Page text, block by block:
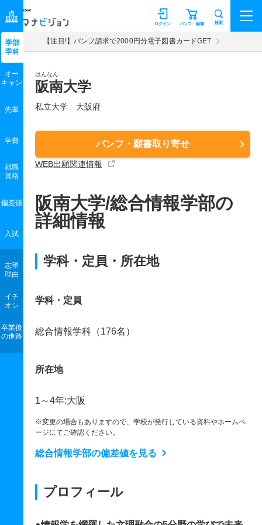
マナビジョン パンフ・願書
ログイン 検索
【注目!】パンフ請求で2000円分電子図書カードGET
はんなん
阪南大学
私立大学 大阪府
パンフ・願書取り寄せ
WEB出願関連情報
学部
学科
オー
キャン
先輩
学費
就職
資格
偏差値
入試
志望
理由
イチ
オシ
卒業後
の進路
阪南大学/総合情報学部の
詳細情報
学科・定員・所在地
学科・定員
総合情報学科（176名）
所在地
1～4年:大阪
※変更の場合もありますので、学校が発行している資料やホームペ
ージにてご確認ください。
総合情報学部の偏差値を見る
プロフィール